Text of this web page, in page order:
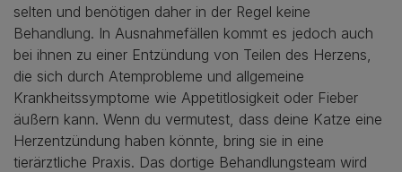
selten und benötigen daher in der Regel keine
Behandlung. In Ausnahmefällen kommt es jedoch auch
bei ihnen zu einer Entzündung von Teilen des Herzens,
die sich durch Atemprobleme und allgemeine
Krankheitssymptome wie Appetitlosigkeit oder Fieber
äußern kann. Wenn du vermutest, dass deine Katze eine
Herzentzündung haben könnte, bring sie in eine
tierärztliche Praxis. Das dortige Behandlungsteam wird